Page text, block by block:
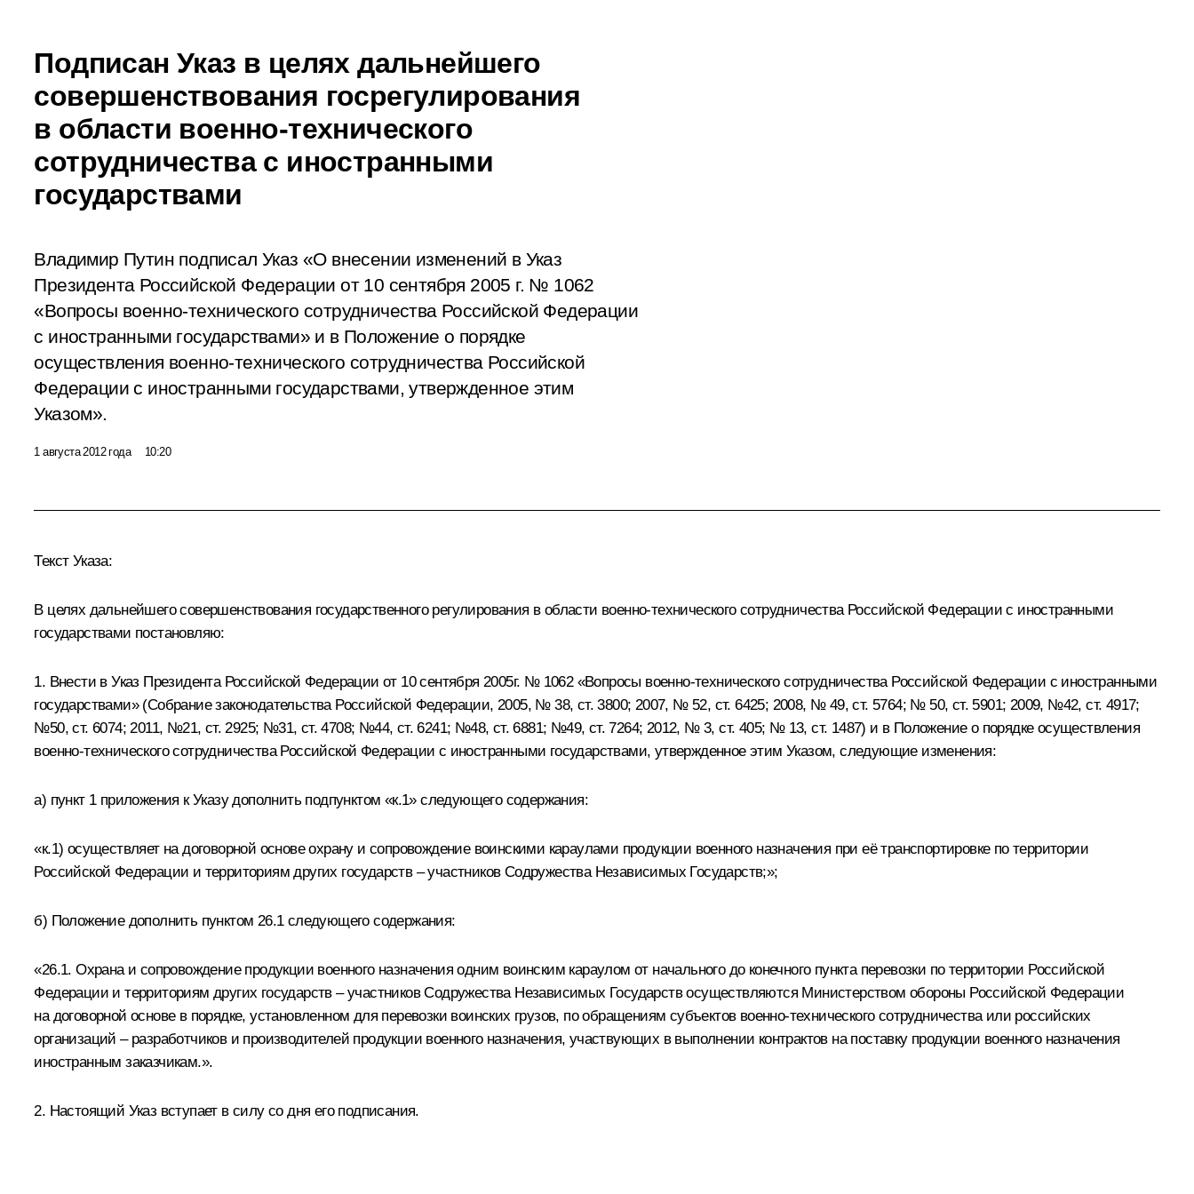
Подписан Указ в целях дальнейшего
совершенствования госрегулирования
в области военно-технического
сотрудничества с иностранными
государствами
Владимир Путин подписал Указ «О внесении изменений в Указ
Президента Российской Федерации от 10 сентября 2005 г. № 1062
«Вопросы военно-технического сотрудничества Российской Федерации
с иностранными государствами» и в Положение о порядке
осуществления военно-технического сотрудничества Российской
Федерации с иностранными государствами, утвержденное этим
Указом».
1 августа 2012 года 10:20
Текст Указа:
В целях дальнейшего совершенствования государственного регулирования в области военно-технического сотрудничества Российской Федерации с иностранными
государствами постановляю:
1. Внести в Указ Президента Российской Федерации от 10 сентября 2005г. № 1062 «Вопросы военно-технического сотрудничества Российской Федерации с иностранными
государствами» (Собрание законодательства Российской Федерации, 2005, № 38, ст. 3800; 2007, № 52, ст. 6425; 2008, № 49, ст. 5764; № 50, ст. 5901; 2009, №42, ст. 4917;
№50, ст. 6074; 2011, №21, ст. 2925; №31, ст. 4708; №44, ст. 6241; №48, ст. 6881; №49, ст. 7264; 2012, № 3, ст. 405; № 13, ст. 1487) и в Положение о порядке осуществления
военно-технического сотрудничества Российской Федерации с иностранными государствами, утвержденное этим Указом, следующие изменения:
а) пункт 1 приложения к Указу дополнить подпунктом «к.1» следующего содержания:
«к.1) осуществляет на договорной основе охрану и сопровождение воинскими караулами продукции военного назначения при её транспортировке по территории
Российской Федерации и территориям других государств – участников Содружества Независимых Государств;»;
б) Положение дополнить пунктом 26.1 следующего содержания:
«26.1. Охрана и сопровождение продукции военного назначения одним воинским караулом от начального до конечного пункта перевозки по территории Российской
Федерации и территориям других государств – участников Содружества Независимых Государств осуществляются Министерством обороны Российской Федерации
на договорной основе в порядке, установленном для перевозки воинских грузов, по обращениям субъектов военно-технического сотрудничества или российских
организаций – разработчиков и производителей продукции военного назначения, участвующих в выполнении контрактов на поставку продукции военного назначения
иностранным заказчикам.».
2. Настоящий Указ вступает в силу со дня его подписания.